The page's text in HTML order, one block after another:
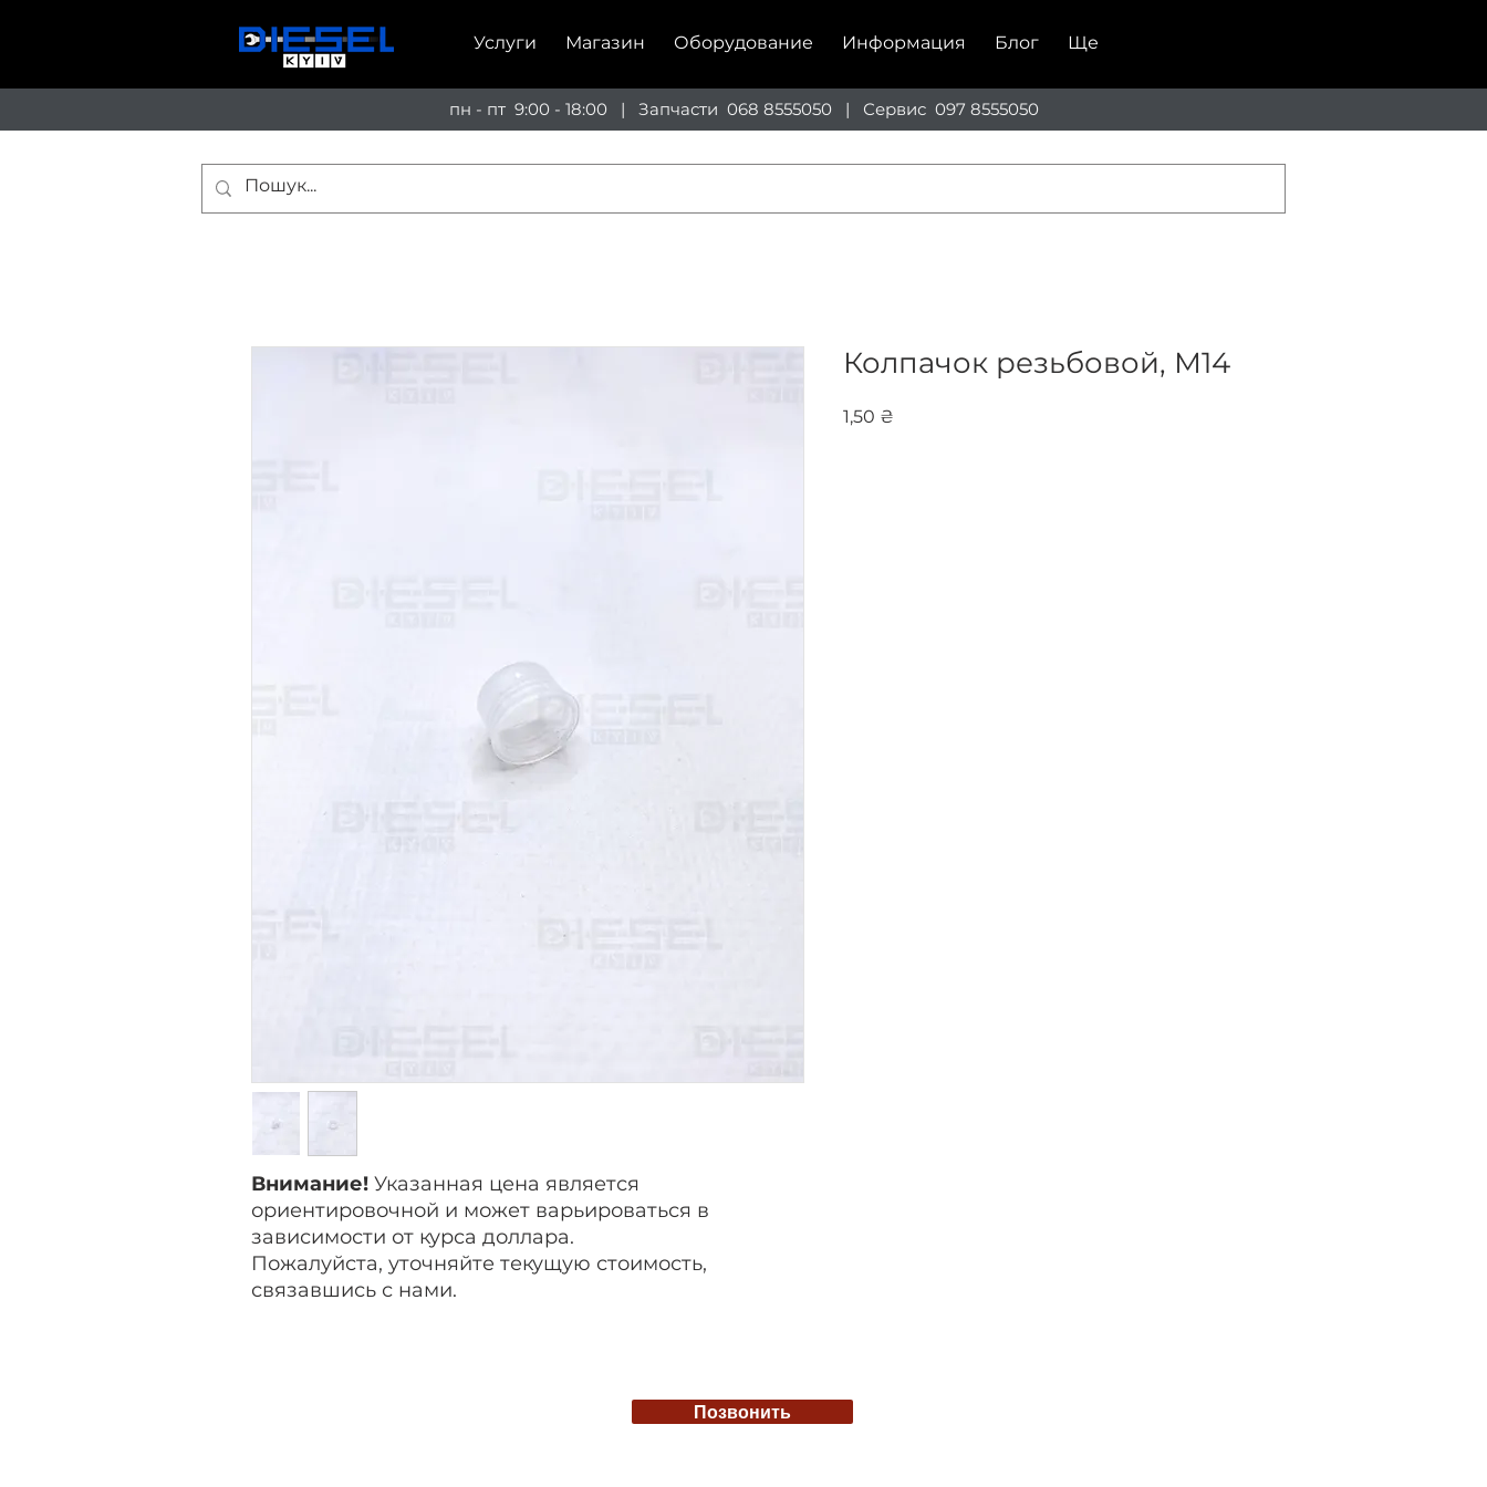
Услуги Магазин Оборудование Информация Блог Ще
пн - пт 9:00 - 18:00 | Запчасти 068 8555050| Сервис 097 8555050
Внимание! Указанная цена является
ориентировочной и может варьироваться в
зависимости от курса доллара.
Пожалуйста, уточняйте текущую стоимость,
связавшись с нами.
Колпачок резьбовой, М14
1,50 ₴
Позвонить